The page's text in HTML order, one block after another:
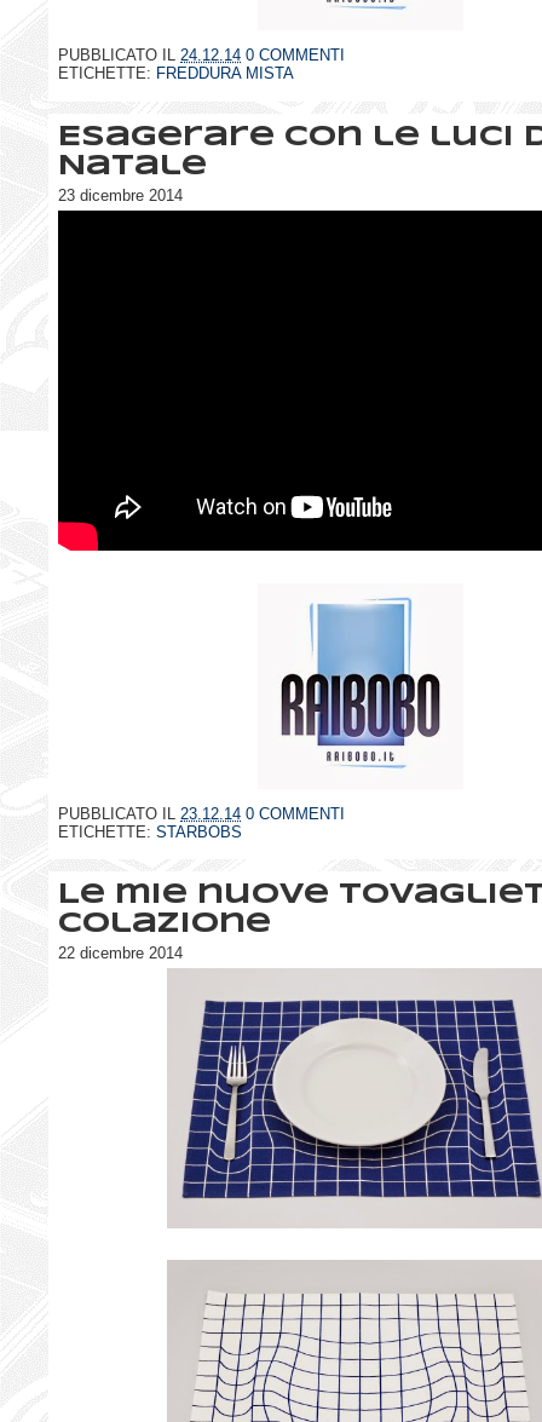
PUBBLICATO IL 24.12.14 0 COMMENTI
ETICHETTE: FREDDURA MISTA
Esagerare con le luci
Natale
23 dicembre 2014
PUBBLICATO IL 23.12.14 0 COMMENTI
ETICHETTE: STARBOBS
Le mie nuove
colazione
22 dicembre 2014